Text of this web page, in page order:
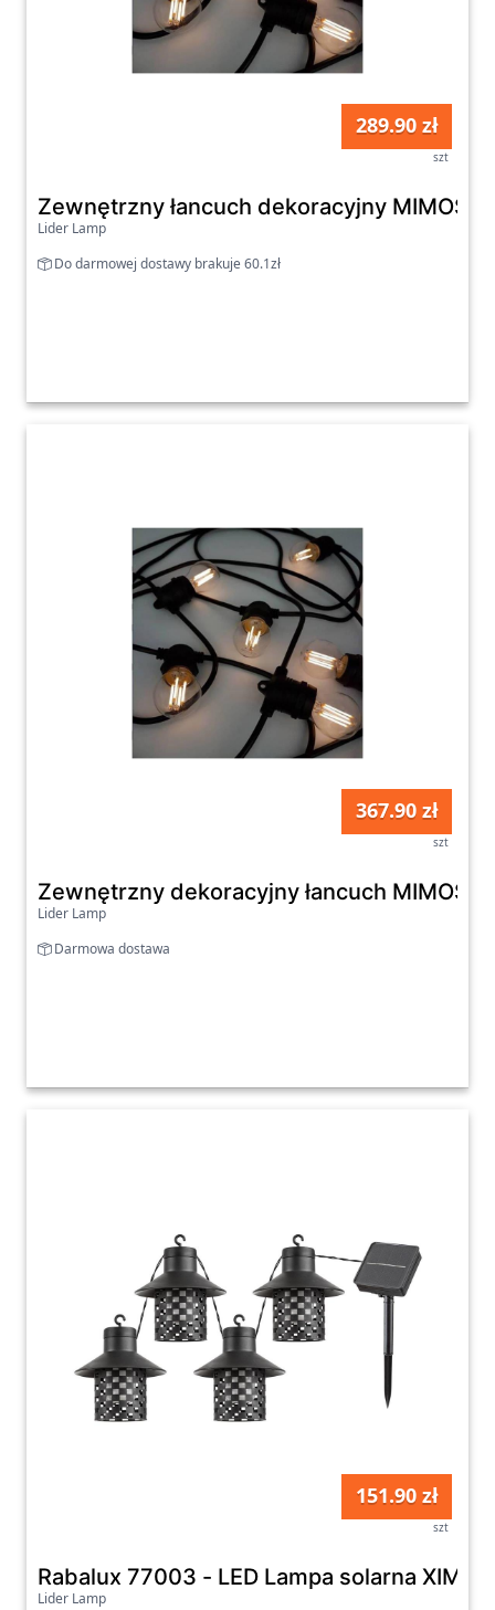
289.90 zł
szt
Zewnętrzny łancuch dekoracyjny
Lider Lamp
Do darmowej dostawy brakuje 60.1zł
367.90 zł
szt
Zewnętrzny dekoracyjny łancuch
Lider Lamp
Darmowa dostawa
151.90 zł
szt
Rabalux 77003 - LED Lampa solarna
Lider Lamp